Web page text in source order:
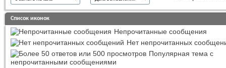
Список иконок
Непрочитанные сообщения
Нет непрочитанных
Популярная тема с
непрочитанными сообщениями